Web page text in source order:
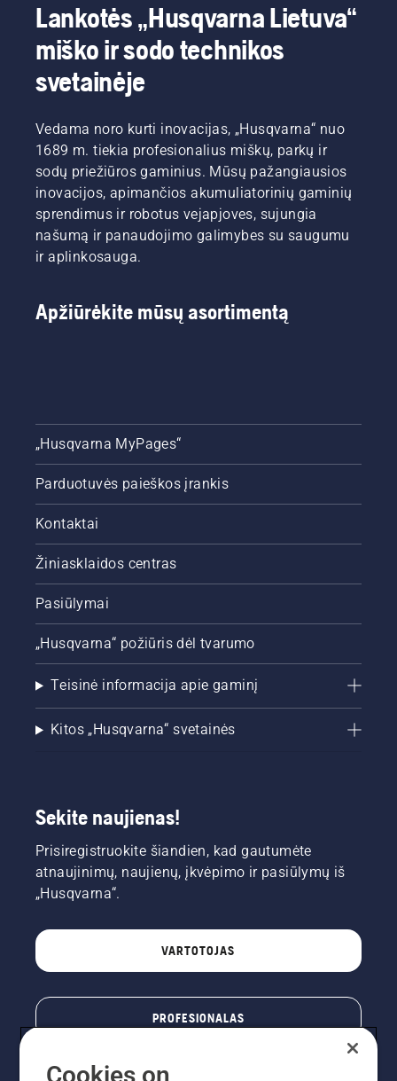
Lankotės „Husqvarna Lietuva“
miško ir sodo technikos
svetainėje
Vedama noro kurti inovacijas, „Husqvarna“ nuo
1689 m. tiekia profesionalius miškų, parkų ir
sodų priežiūros gaminius. Mūsų pažangiausios
inovacijos, apimančios akumuliatorinių gaminių
sprendimus ir robotus vejapjoves, sujungia
našumą ir panaudojimo galimybes su saugumu
ir aplinkosauga.
Apžiūrėkite mūsų asortimentą
„Husqvarna MyPages“
Parduotuvės paieškos įrankis
Kontaktai
Žiniasklaidos centras
Pasiūlymai
„Husqvarna“ požiūris dėl tvarumo
Teisinė informacija apie gaminį
Kitos „Husqvarna“ svetainės
Sekite naujienas!
Prisiregistruokite šiandien, kad gautumėte
atnaujinimų, naujienų, įkvėpimo ir pasiūlymų iš
„Husqvarna“.
VARTOTOJAS
PROFESIONALAS